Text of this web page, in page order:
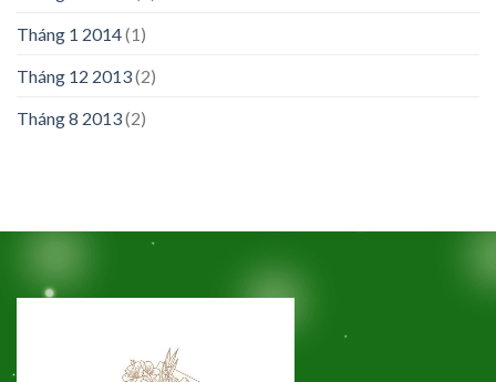
Tháng 1 2014(1)
Tháng 12 2013(2)
Tháng 8 2013(2)